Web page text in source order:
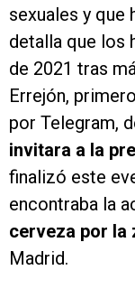
sexuales y que
detalla que los
de 2021 tras
Errejón,
por Telegram,
invitara a la
finalizó este
encontraba la
cerveza por la
Madrid.